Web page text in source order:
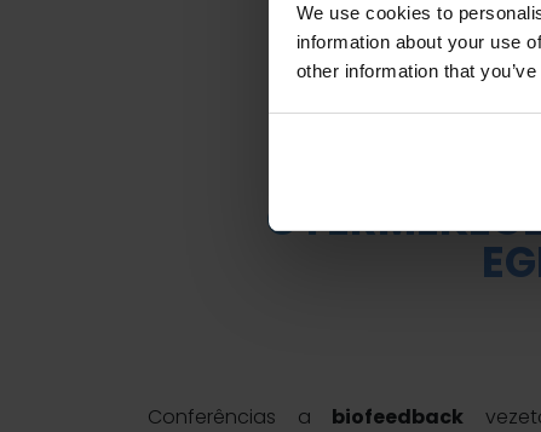
We use cookies to
information about your use
other information that
Conferências a biofeedback